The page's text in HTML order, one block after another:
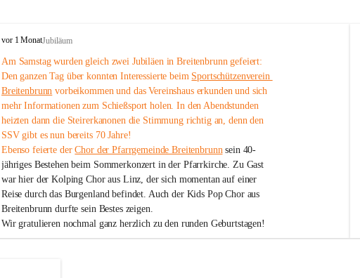
B
e
i
t
e
n
b
r
u
n
n
a
m
N
e
u
vor 1 MonatJubiläum
Am Samstag wurden gleich zwei Jubiläen in Breitenbrunn gefeiert:
Den ganzen Tag über konnten Interessierte beim Sportschützenverein
Breitenbrunn vorbeikommen und das Vereinshaus erkunden und sich
mehr Informationen zum Schießsport holen. In den Abendstunden
heizten dann die Steirerkanonen die Stimmung richtig an, denn den
SSV gibt es nun bereits 70 Jahre!
Ebenso feierte der Chor der Pfarrgemeinde Breitenbrunn sein 40-
jähriges Bestehen beim Sommerkonzert in der Pfarrkirche. Zu Gast
war hier der Kolping Chor aus Linz, der sich momentan auf einer
Reise durch das Burgenland befindet. Auch der Kids Pop Chor aus
Breitenbrunn durfte sein Bestes zeigen.
Wir gratulieren nochmal ganz herzlich zu den runden Geburtstagen!